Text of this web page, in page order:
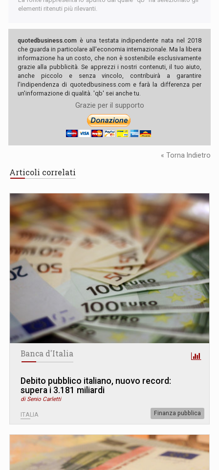
elementi ritenuti più rilevanti.
quotedbusiness.com è una testata indipendente nata nel 2018
che guarda in particolare all'economia internazionale. Ma la libera
informazione ha un costo, che non è sostenibile esclusivamente
grazie alla pubblicità. Se apprezzi i nostri contenuti, il tuo aiuto,
anche piccolo e senza vincolo, contribuirà a garantire
l'indipendenza di quotedbusiness.com e farà la differenza per
un'informazione di qualità. 'qb' sei anche tu.
Grazie per il supporto
« Torna Indietro
Articoli correlati
Banca d'Italia
Debito pubblico italiano, nuovo record:
supera i 3.181 miliardi
di Senio Carletti
ITALIA Finanza pubblica